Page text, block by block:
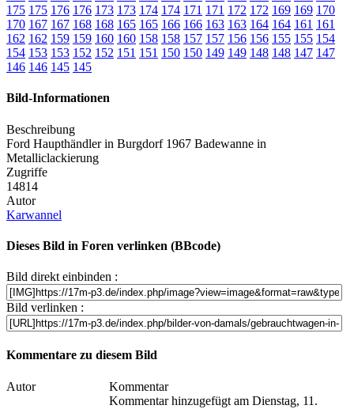
175 175 176 176 173 173 174 174 171 171 172 172 169 169 170
170 167 167 168 168 165 165 166 166 163 163 164 164 161 161
162 162 159 159 160 160 158 158 157 157 156 156 155 155 154
154 153 153 152 152 151 151 150 150 149 149 148 148 147 147
146 146 145 145
Bild-Informationen
Beschreibung
Ford Haupthändler in Burgdorf 1967 Badewanne in
Metalliclackierung
Zugriffe
14814
Autor
Karwannel
Dieses Bild in Foren verlinken (BBcode)
Bild direkt einbinden :
Bild verlinken :
Kommentare zu diesem Bild
Autor Kommentar
Kommentar hinzugefügt am Dienstag, 11.